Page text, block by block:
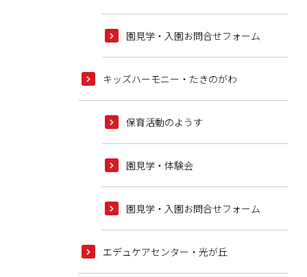
園見学・入園お問合せフォーム
キッズハーモニー・たきのがわ
保育活動のようす
園見学・体験会
園見学・入園お問合せフォーム
エデュケアセンター・光が丘